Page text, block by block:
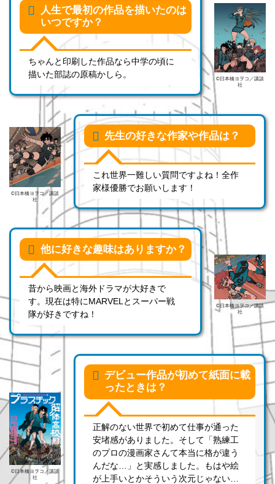
©日本橋ヨヲコ／講談
社
人生で最初の作品を描いたのは
いつですか？
ちゃんと印刷した作品なら中学の頃に
描いた部誌の原稿かしら。
©日本橋ヨヲコ／講談
社
先生の好きな作家や作品は？
これ世界一難しい質問ですよね！全作
家様優勝でお願いします！
©日本橋ヨヲコ／講談
社
他に好きな趣味はありますか？
昔から映画と海外ドラマが大好きで
す。現在は特にMARVELとスーパー戦
隊が好きですね！
©日本橋ヨヲコ／講談
社
デビュー作品が初めて紙面に載
ったときは？
正解のない世界で初めて仕事が通った
安堵感がありました。そして「熟練工
のプロの漫画家さんて本当に格が違う
んだな…」と実感しました。もはや絵
が上手いとかそういう次元じゃない…